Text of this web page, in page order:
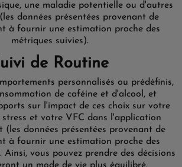
une maladie potentielle ou d'autres
données présentées provenant de
à fournir une estimation proche des
métriques suivies).
de Routine
personnalisés ou prédéfinis,
de caféine et d'alcool, et
sur l'impact de ces choix sur votre
stress et votre VFC dans l'application
(les données présentées provenant de
à fournir une estimation proche des
Ainsi, vous pouvez prendre des décisions